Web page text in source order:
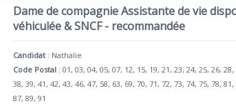
Dame de compagnie Assistante de vie
véhiculée & SNCF - recommandée
Candidat : Nathalie
Code Postal : 01, 03, 04, 05, 07, 12, 15, 19, 21, 23, 24, 25, 26, 28,
38, 39, 41, 42, 43, 46, 47, 58, 63, 69, 70, 71, 72, 73, 74, 75, 78, 81,
87, 89, 91